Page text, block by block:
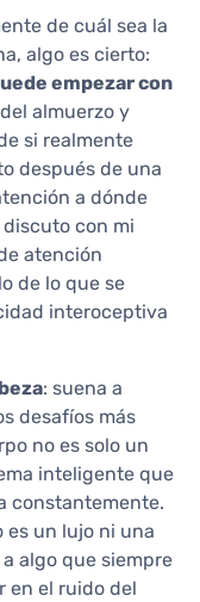
de cuál sea la
algo es cierto:
empezar con
almuerzo y
si realmente
después de una
a dónde
con mi
atención
de lo que se
interoceptiva
: suena a
desafíos más
no es solo un
inteligente que
constantemente.
es un lujo ni una
algo que siempre
en el ruido del